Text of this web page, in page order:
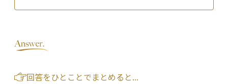
回答をひとことでまとめると...